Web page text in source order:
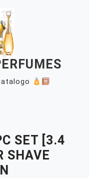
SET [3.4
SHAVE